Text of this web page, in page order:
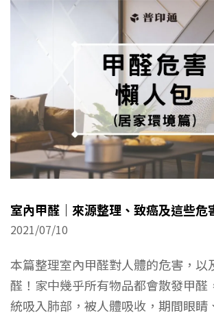
室內甲醛｜來源整理、致癌及這些危
2021/07/10
本篇整理室內甲醛對人體的危害，以
醛！家中幾乎所有物品都會散發甲醛
統吸入肺部，被人體吸收，期間眼睛